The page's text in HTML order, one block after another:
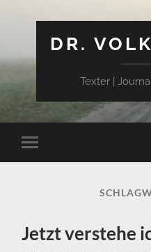
DR.
Texter |
Mobile-
Menü
Jetzt verstehe